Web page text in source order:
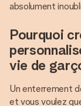
absolument
Pourquoi
vie de
Un enterrement
et vous voulez